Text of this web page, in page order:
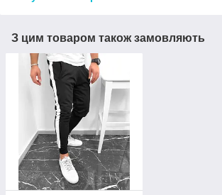
З цим товаром також замовляють